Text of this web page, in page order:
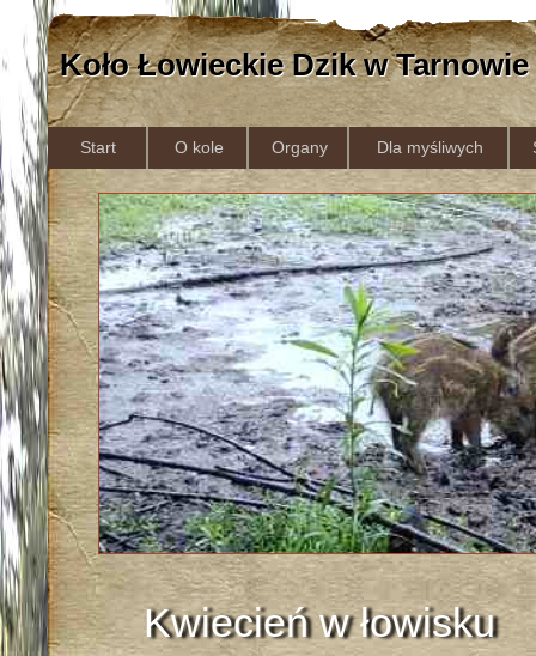
Koło Łowieckie Dzik w Tarnowie
Start O kole Organy Dla myśliwych
Kwiecień w łowisku